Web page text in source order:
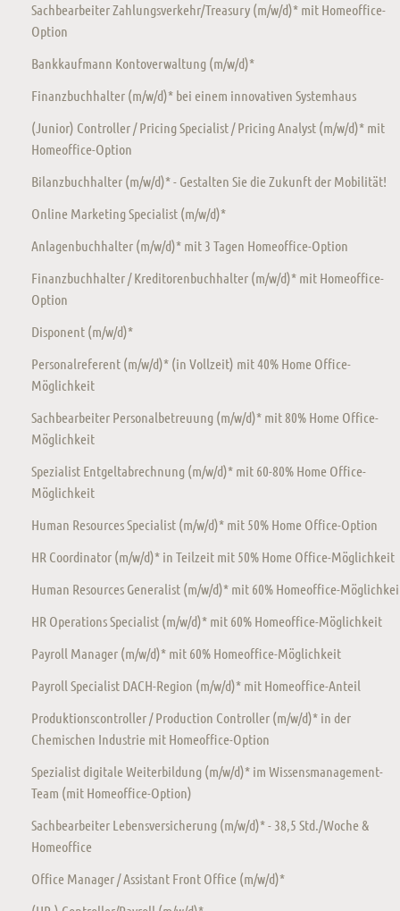
Sachbearbeiter Zahlungsverkehr/Treasury (m/w/d)* mit Homeoffice-
Option
Bankkaufmann Kontoverwaltung (m/w/d)*
Finanzbuchhalter (m/w/d)* bei einem innovativen Systemhaus
(Junior) Controller / Pricing Specialist / Pricing Analyst (m/w/d)* mit
Homeoffice-Option
Bilanzbuchhalter (m/w/d)* - Gestalten Sie die Zukunft der Mobilität!
Online Marketing Specialist (m/w/d)*
Anlagenbuchhalter (m/w/d)* mit 3 Tagen Homeoffice-Option
Finanzbuchhalter / Kreditorenbuchhalter (m/w/d)* mit Homeoffice-
Option
Disponent (m/w/d)*
Personalreferent (m/w/d)* (in Vollzeit) mit 40% Home Office-
Möglichkeit
Sachbearbeiter Personalbetreuung (m/w/d)* mit 80% Home Office-
Möglichkeit
Spezialist Entgeltabrechnung (m/w/d)* mit 60-80% Home Office-
Möglichkeit
Human Resources Specialist (m/w/d)* mit 50% Home Office-Option
HR Coordinator (m/w/d)* in Teilzeit mit 50% Home Office-Möglichkeit
Human Resources Generalist (m/w/d)* mit 60% Homeoffice-
HR Operations Specialist (m/w/d)* mit 60% Homeoffice-Möglichkeit
Payroll Manager (m/w/d)* mit 60% Homeoffice-Möglichkeit
Payroll Specialist DACH-Region (m/w/d)* mit Homeoffice-Anteil
Produktionscontroller / Production Controller (m/w/d)* in der
Chemischen Industrie mit Homeoffice-Option
Spezialist digitale Weiterbildung (m/w/d)* im Wissensmanagement-
Team (mit Homeoffice-Option)
Sachbearbeiter Lebensversicherung (m/w/d)* - 38,5 Std./Woche &
Homeoffice
Office Manager / Assistant Front Office (m/w/d)*